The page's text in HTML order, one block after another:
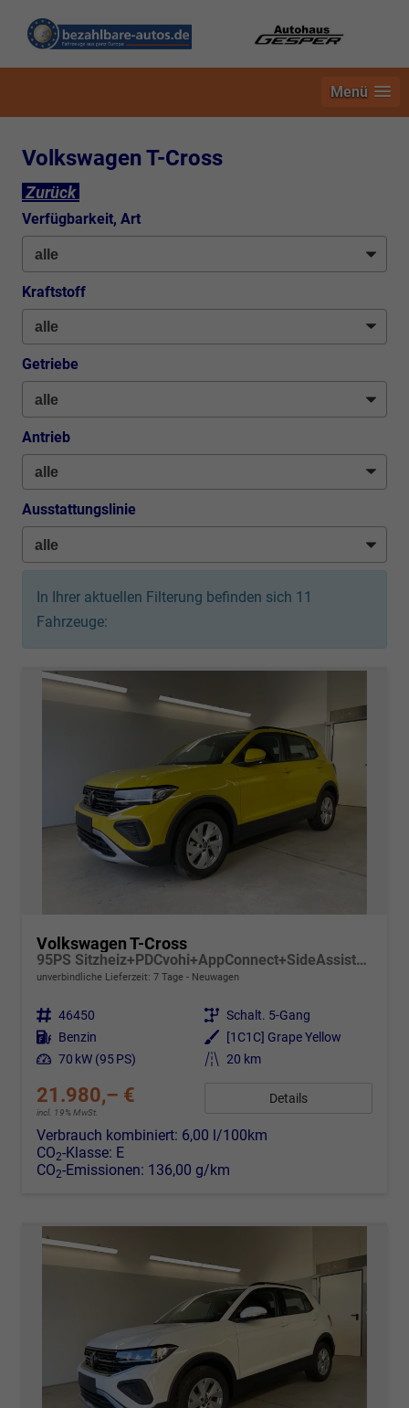
Menü
Volkswagen T-Cross
Zurück
Verfügbarkeit, Art
Kraftstoff
Getriebe
Antrieb
Ausstattungslinie
In Ihrer aktuellen Filterung befinden sich 11
Fahrzeuge:
Volkswagen T-Cross
95PS Sitzheiz+PDCvohi+AppConnect+SideAssist+TravelAssist+ACC+Klima
unverbindliche Lieferzeit: 7 Tage Neuwagen
Fahrzeugnr. 46450 Getriebe Schalt. 5-Gang
Kraftstoff Benzin Außenfarbe [1C1C] Grape Yellow
Leistung 70 kW (95 PS) Kilometerstand 20 km
21.980,– €
incl. 19% MwSt.
Details
Verbrauch kombiniert: 6,00 l/100km
CO2-Klasse: E
CO2-Emissionen: 136,00 g/km